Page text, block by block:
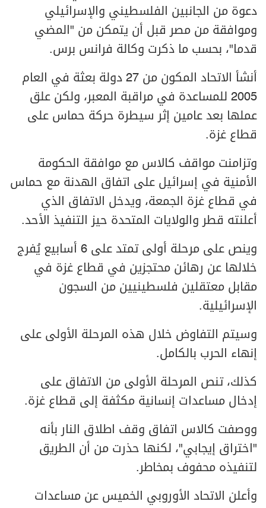
دعوة من الجانبين الفلسطيني والإسرائيلي
وموافقة من مصر قبل أن يتمكن من "المضي
قدما"، بحسب ما ذكرت وكالة فرانس برس.
أنشأ الاتحاد المكون من 27 دولة بعثة في العام
2005 للمساعدة في مراقبة المعبر، ولكن علق
عملها بعد عامين إثر سيطرة حركة حماس على
قطاع غزة.
وتزامنت مواقف كالاس مع موافقة الحكومة
الأمنية في إسرائيل على اتفاق الهدنة مع حماس
في قطاع غزة الجمعة، ويدخل الاتفاق الذي
أعلنته قطر والولايات المتحدة حيز التنفيذ الأحد.
وينص على مرحلة أولى تمتد على 6 أسابيع يُفرج
خلالها عن رهائن محتجزين في قطاع غزة في
مقابل معتقلين فلسطينيين من السجون
الإسرائيلية.
وسيتم التفاوض خلال هذه المرحلة الأولى على
إنهاء الحرب بالكامل.
كذلك، تنص المرحلة الأولى من الاتفاق على
إدخال مساعدات إنسانية مكثفة إلى قطاع غزة.
ووصفت كالاس اتفاق وقف اطلاق النار بأنه
"اختراق إيجابي"، لكنها حذرت من أن الطريق
لتنفيذه محفوف بمخاطر.
وأعلن الاتحاد الأوروبي الخميس عن مساعدات